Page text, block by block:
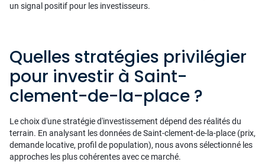
un signal positif pour les investisseurs.
Quelles stratégies privilégier
pour investir à Saint-
clement-de-la-place ?
Le choix d'une stratégie d'investissement dépend des réalités du
terrain. En analysant les données de Saint-clement-de-la-place (prix,
demande locative, profil de population), nous avons sélectionné les
approches les plus cohérentes avec ce marché.